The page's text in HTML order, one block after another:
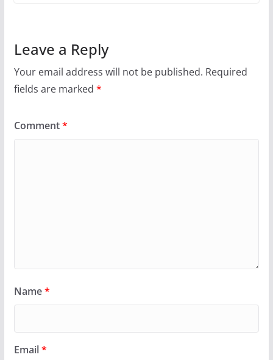
Leave a Reply
Your email address will not be published. Required
fields are marked *
Comment*
Name*
Email*